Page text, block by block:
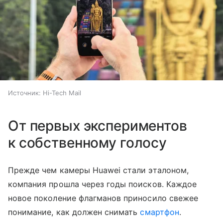
Источник: Hi-Tech Mail
От первых экспериментов
к собственному голосу
Прежде чем камеры Huawei стали эталоном,
компания прошла через годы поисков. Каждое
новое поколение флагманов приносило свежее
понимание, как должен сниматьсмартфон.